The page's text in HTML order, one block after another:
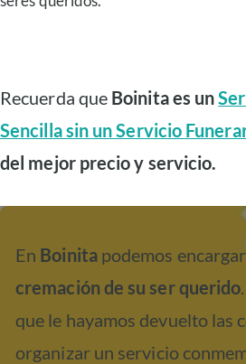
Recuerda que Boinita es un
Sencilla sin un Servicio
del mejor precio y servicio.
En Boinita podemos
cremación de su ser querido
que le hayamos devuelto las
organizar un servicio